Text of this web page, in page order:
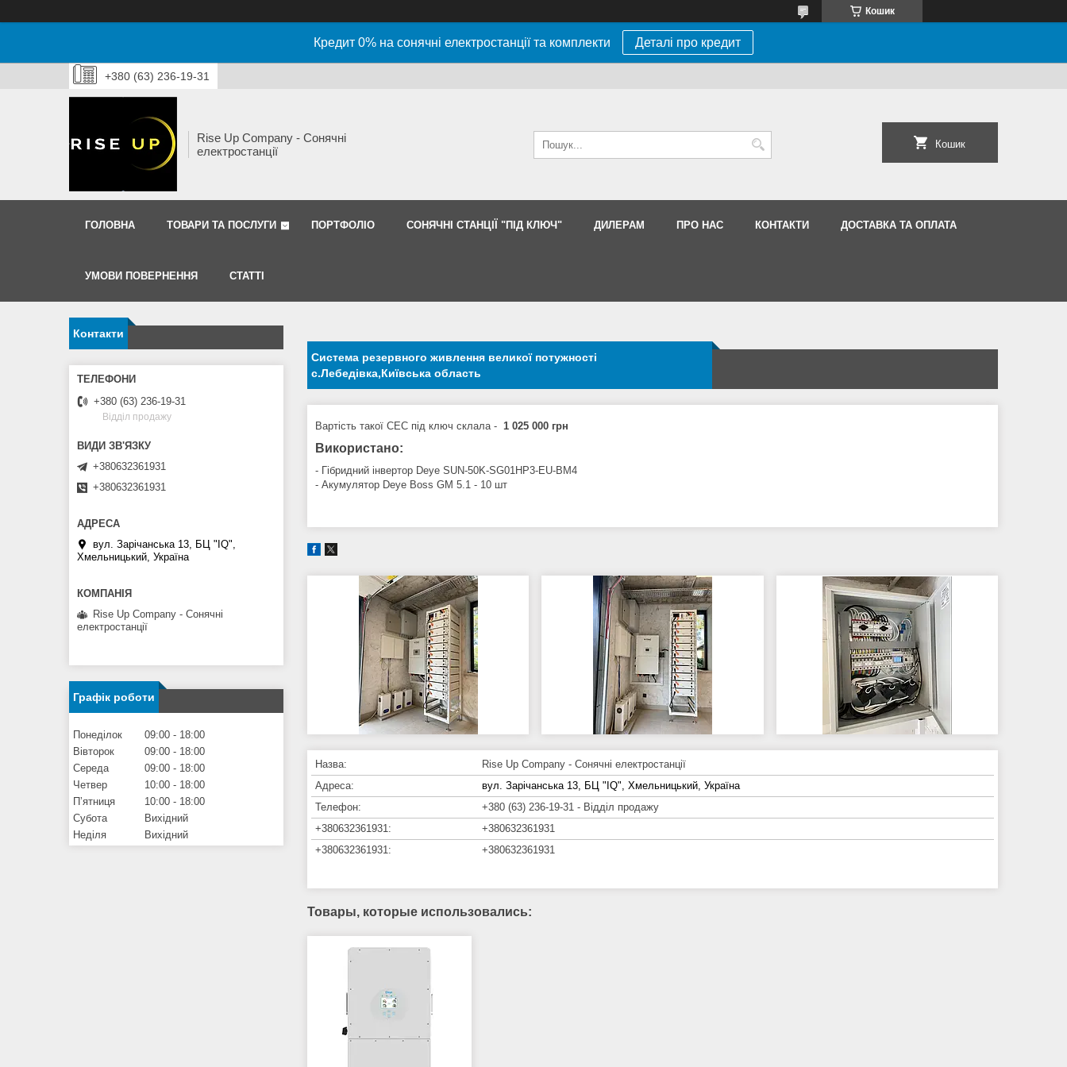
Кошик
Кредит 0% на сонячні електростанції та комплекти Деталі про кредит
+380 (63) 236-19-31
Rise Up Company - Сонячні
електростанції
Кошик
ГОЛОВНА ТОВАРИ ТА ПОСЛУГИ ПОРТФОЛІО СОНЯЧНІ СТАНЦІЇ "ПІД КЛЮЧ" ДИЛЕРАМ ПРО НАС КОНТАКТИ ДОСТАВКА ТА ОПЛАТА
УМОВИ ПОВЕРНЕННЯ СТАТТІ
Cистема резервного живлення великої потужності
с.Лебедівка,Київська область
Вартість такої СЕС під ключ склала - 1 025 000 грн
Використано:
- Гібридний інвертор Deye SUN-50K-SG01HP3-EU-BM4
- Акумулятор Deye Boss GM 5.1 - 10 шт
Rise Up Company - Сонячні електростанції
вул. Зарічанська 13, БЦ "IQ", Хмельницький, Україна
+380 (63) 236-19-31
Відділ продажу
+380632361931
+380632361931
Контакти
+380 (63) 236-19-31
Відділ продажу
+380632361931
+380632361931
вул. Зарічанська 13, БЦ "IQ",
Хмельницький, Україна
Rise Up Company - Сонячні
електростанції
Графік роботи
Понеділок 09:00
18:00
Вівторок
09:00
18:00
Середа
09:00
18:00
Четвер
10:00
18:00
Пʼятниця
10:00
18:00
Субота
Вихідний
Неділя
Вихідний